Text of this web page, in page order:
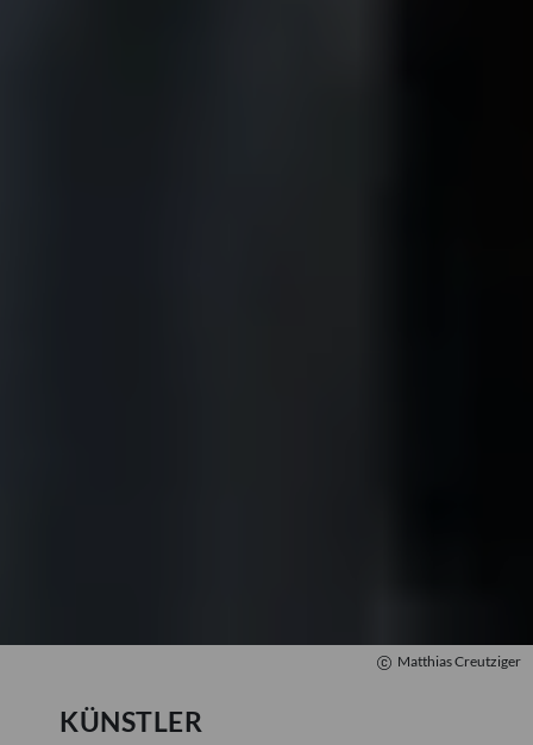
Matthias Creutziger
KÜNSTLER